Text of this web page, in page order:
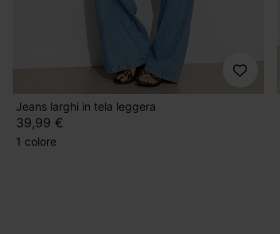
Jeans larghi in tela leggera
39,99 €
1 colore